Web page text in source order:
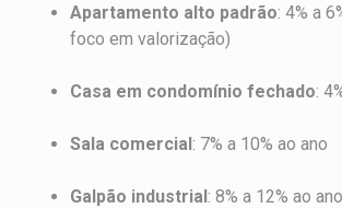
Apartamento alto padrão: 4% a
foco em valorização)
Casa em condomínio fechado:
Sala comercial: 7% a 10% ao ano
Galpão industrial: 8% a 12% ao